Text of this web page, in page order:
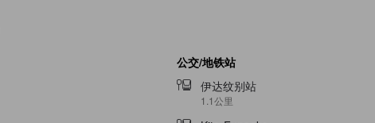
公交/地铁站
伊达纹别站
1.1公里